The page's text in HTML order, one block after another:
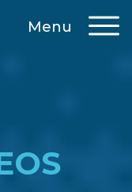
Menu